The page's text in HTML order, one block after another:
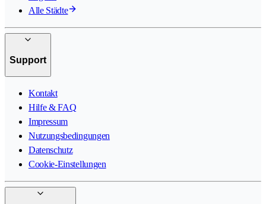
Alle Städte
Support
Kontakt
Hilfe & FAQ
Impressum
Nutzungsbedingungen
Datenschutz
Cookie-Einstellungen